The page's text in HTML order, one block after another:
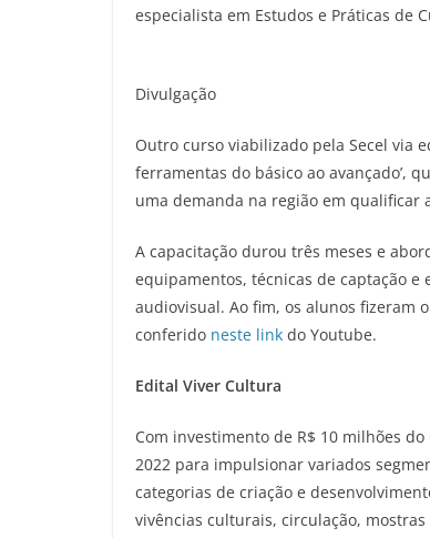
especialista em Estudos e Práticas de
Divulgação
Outro curso viabilizado pela Secel via
ferramentas do básico ao avançado’,
uma demanda na região em qualificar
A capacitação durou três meses e
equipamentos, técnicas de captação
audiovisual. Ao fim, os alunos fizeram
conferido neste link do Youtube.
Edital Viver Cultura
Com investimento de R$ 10 milhões
2022 para impulsionar variados
categorias de criação e
vivências culturais, circulação, mostras